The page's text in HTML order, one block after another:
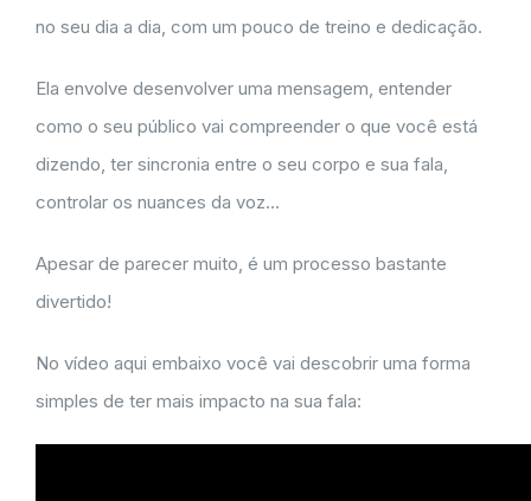
no seu dia a dia, com um pouco de treino e dedicação.
Ela envolve desenvolver uma mensagem, entender
como o seu público vai compreender o que você está
dizendo, ter sincronia entre o seu corpo e sua fala,
controlar os nuances da voz…
Apesar de parecer muito, é um processo bastante
divertido!
No vídeo aqui embaixo você vai descobrir uma forma
simples de ter mais impacto na sua fala: